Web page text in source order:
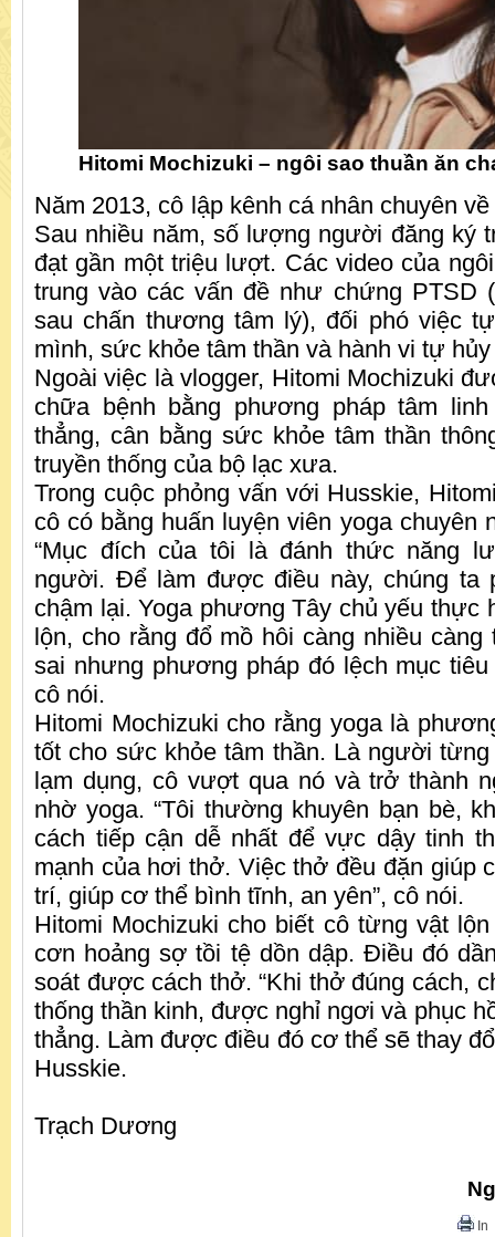
Hitomi Mochizuki – ngôi sao thuần ăn
Năm 2013, cô lập kênh cá nhân chuyên
Sau nhiều năm, số lượng người đăng ký
đạt gần một triệu lượt. Các video của
trung vào các vấn đề như chứng PTSD
sau chấn thương tâm lý), đối phó việc
mình, sức khỏe tâm thần và hành vi tự
Ngoài việc là vlogger, Hitomi Mochizuki
chữa bệnh bằng phương pháp tâm
thẳng, cân bằng sức khỏe tâm thần
truyền thống của bộ lạc xưa.
Trong cuộc phỏng vấn với Husskie,
cô có bằng huấn luyện viên yoga chuyên
“Mục đích của tôi là đánh thức năng
người. Để làm được điều này, chúng ta
chậm lại. Yoga phương Tây chủ yếu thực
lộn, cho rằng đổ mồ hôi càng nhiều
sai nhưng phương pháp đó lệch mục tiêu
cô nói.
Hitomi Mochizuki cho rằng yoga là
tốt cho sức khỏe tâm thần. Là người
lạm dụng, cô vượt qua nó và trở thành
nhờ yoga. “Tôi thường khuyên bạn bè,
cách tiếp cận dễ nhất để vực dậy tinh
mạnh của hơi thở. Việc thở đều đặn giúp
trí, giúp cơ thể bình tĩnh, an yên”, cô nói.
Hitomi Mochizuki cho biết cô từng vật
cơn hoảng sợ tồi tệ dồn dập. Điều đó
soát được cách thở. “Khi thở đúng cách,
thống thần kinh, được nghỉ ngơi và phục
thẳng. Làm được điều đó cơ thể sẽ thay
Husskie.
Trạch Dương
In